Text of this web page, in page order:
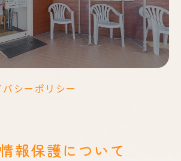
バシーポリシー
報保護について